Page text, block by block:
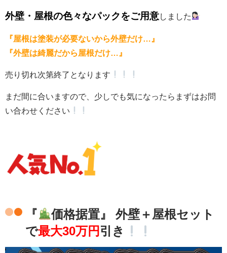
外壁・屋根の色々なパックをご用意しました
『屋根は塗装が必要ないから外壁だけ…』
『外壁は綺麗だから屋根だけ…』
売り切れ次第終了となります
まだ間に合いますので、少しでも気になったらまずはお問
い合わせください
『
価格据置』 外壁＋屋根セット
で最大30万円 引き